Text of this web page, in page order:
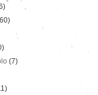
(7)